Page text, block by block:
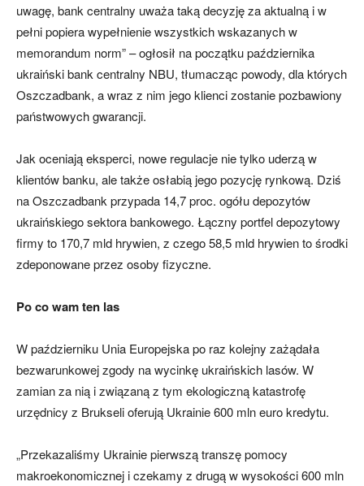
uwagę, bank centralny uważa taką decyzję za aktualną i w
pełni popiera wypełnienie wszystkich wskazanych w
memorandum norm” – ogłosił na początku października
ukraiński bank centralny NBU, tłumacząc powody, dla których
Oszczadbank, a wraz z nim jego klienci zostanie pozbawiony
państwowych gwarancji.
Jak oceniają eksperci, nowe regulacje nie tylko uderzą w
klientów banku, ale także osłabią jego pozycję rynkową. Dziś
na Oszczadbank przypada 14,7 proc. ogółu depozytów
ukraińskiego sektora bankowego. Łączny portfel depozytowy
firmy to 170,7 mld hrywien, z czego 58,5 mld hrywien to środki
zdeponowane przez osoby fizyczne.
Po co wam ten las
W październiku Unia Europejska po raz kolejny zażądała
bezwarunkowej zgody na wycinkę ukraińskich lasów. W
zamian za nią i związaną z tym ekologiczną katastrofę
urzędnicy z Brukseli oferują Ukrainie 600 mln euro kredytu.
„Przekazaliśmy Ukrainie pierwszą transzę pomocy
makroekonomicznej i czekamy z drugą w wysokości 600 mln